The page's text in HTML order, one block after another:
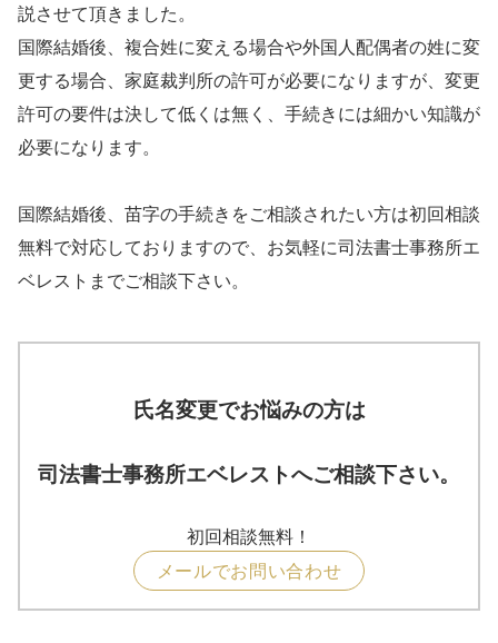
説させて頂きました。
国際結婚後、複合姓に変える場合や外国人配偶者の姓に変
更する場合、家庭裁判所の許可が必要になりますが、変更
許可の要件は決して低くは無く、手続きには細かい知識が
必要になります。
国際結婚後、苗字の手続きをご相談されたい方は初回相談
無料で対応しておりますので、お気軽に司法書士事務所エ
ベレストまでご相談下さい。
氏名変更でお悩みの方は
司法書士事務所エベレストへご相談下さい。
初回相談無料！
メールでお問い合わせ